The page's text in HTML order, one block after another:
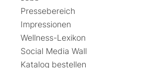
Pressebereich
Impressionen
Wellness-Lexikon
Social Media Wall
Katalog bestellen